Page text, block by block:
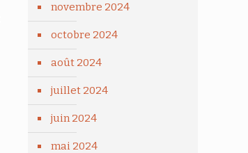
novembre 2024
octobre 2024
août 2024
juillet 2024
juin 2024
mai 2024